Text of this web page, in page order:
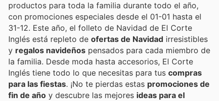
productos para toda la familia durante todo el año,
con promociones especiales desde el 01-01 hasta el
31-12. Este año, el folleto de Navidad de El Corte
Inglés está repleto de ofertas de Navidad irresistibles
y regalos navideños pensados para cada miembro de
la familia. Desde moda hasta accesorios, El Corte
Inglés tiene todo lo que necesitas para tus compras
para las fiestas. ¡No te pierdas estas promociones de
fin de año y descubre las mejores ideas para el